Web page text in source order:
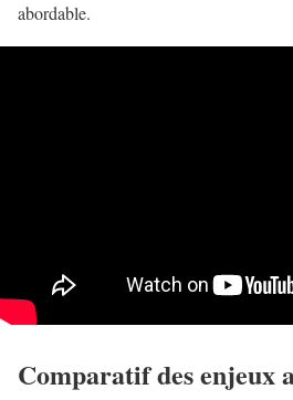
abordable.
Comparatif des enjeux